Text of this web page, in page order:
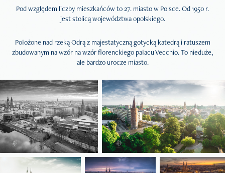
Pod względem liczby mieszkańców to 27. miasto w Polsce. Od 1950 r.
jest stolicą województwa opolskiego.
Położone nad rzeką Odrą z majestatyczną gotycką katedrą i ratuszem
zbudowanym na wzór na wzór florenckiego pałacu Vecchio. To nieduże,
ale bardzo urocze miasto.